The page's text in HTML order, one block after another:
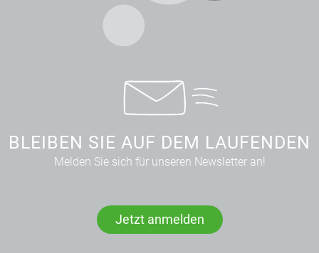
BLEIBEN SIE AUF DEM LAUFENDEN
Melden Sie sich für unseren Newsletter an!
Jetzt anmelden